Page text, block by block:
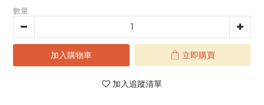
數量
加入購物車 立即購買
加入追蹤清單